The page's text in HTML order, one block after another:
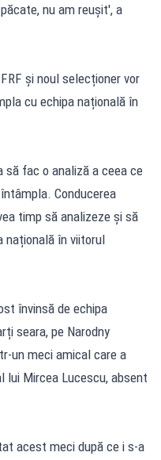
nu am reușit', a
și noul selecționer vor
cu echipa națională în
să fac o analiză a ceea ce
Conducerea
timp să analizeze și să
națională în viitorul
învinsă de echipa
seara, pe Narodny
un meci amical care a
lui Mircea Lucescu, absent
acest meci după ce i s-a